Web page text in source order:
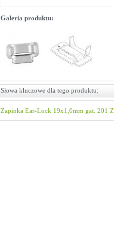
Galeria produktu:
Słowa kluczowe dla tego produktu:
Zapinka Ear-Lock 19x1,0mm gat. 201